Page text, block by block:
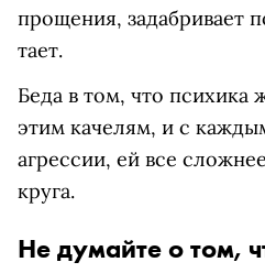
прощения, задабривает
тает.
Беда в том, что психика
этим качелям, и с
агрессии, ей все
круга.
Не думайте о том,